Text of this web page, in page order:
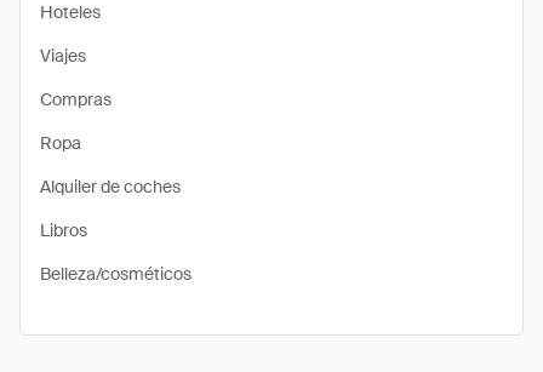
Hoteles
Viajes
Compras
Ropa
Alquiler de coches
Libros
Belleza/cosméticos